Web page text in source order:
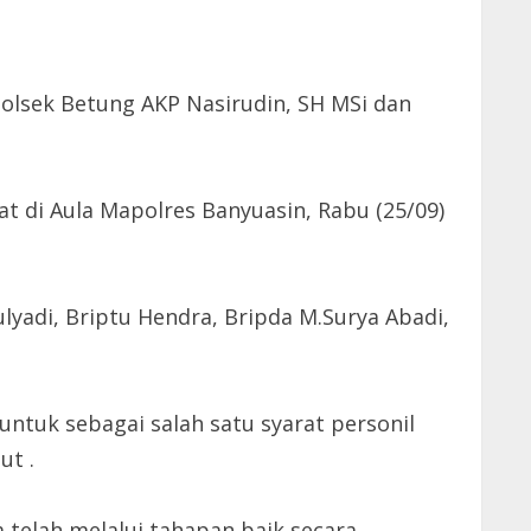
Betung AKP Nasirudin, SH MSi dan
di Aula Mapolres Banyuasin, Rabu (25/09)
Briptu Hendra, Bripda M.Surya Abadi,
sebagai salah satu syarat personil
.